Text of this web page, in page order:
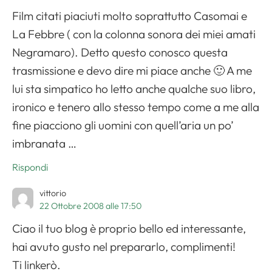
Film citati piaciuti molto soprattutto Casomai e
La Febbre ( con la colonna sonora dei miei amati
Negramaro). Detto questo conosco questa
trasmissione e devo dire mi piace anche 🙂 A me
lui sta simpatico ho letto anche qualche suo libro,
ironico e tenero allo stesso tempo come a me alla
fine piacciono gli uomini con quell’aria un po’
imbranata …
Rispondi
vittorio
22 Ottobre 2008 alle 17:50
Ciao il tuo blog è proprio bello ed interessante,
hai avuto gusto nel prepararlo, complimenti!
Ti linkerò.
Apri il menu di navigazione